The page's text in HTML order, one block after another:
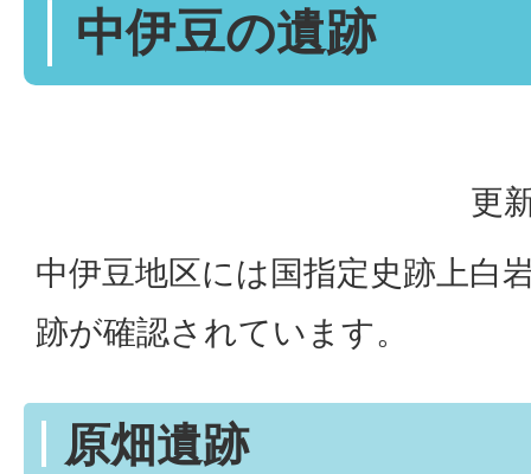
中伊豆の遺跡
更
中伊豆地区には国指定史跡上白
跡が確認されています。
原畑遺跡